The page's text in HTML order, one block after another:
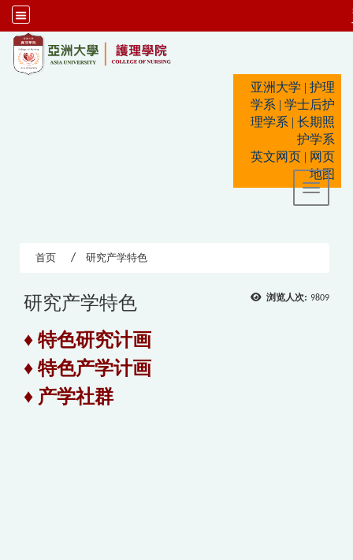
亚洲大学 | 护理
学系 | 学士后护
理学系 | 长期照
护学系
英文网页 | 网页
地图
Toggle
首页 研究产学特色
浏览人次: 9809
研究产学特色
♦ 特色研究计画
♦ 特色产学计画
♦ 产学社群